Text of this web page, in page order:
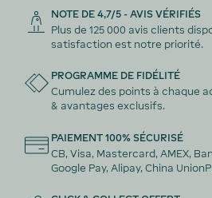
NOTE DE 4,7/5 - AVIS VÉRIFIÉS
Plus de 125 000 avis clients
satisfaction est notre priorité.
PROGRAMME DE FIDÉLITÉ
Cumulez des points à chaque
& avantages exclusifs.
PAIEMENT 100% SÉCURISÉ
CB, Visa, Mastercard, AMEX,
Google Pay, Alipay, China